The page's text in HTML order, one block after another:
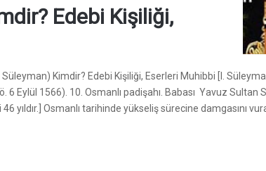
Edebi Kişiliği,
Kimdir? Edebi Kişiliği, Eserleri Muhibbi [I.
6 Eylül 1566). 10. Osmanlı padişahı. Babası Yavuz Sultan
yıldır.] Osmanlı tarihinde yükseliş sürecine damgasını